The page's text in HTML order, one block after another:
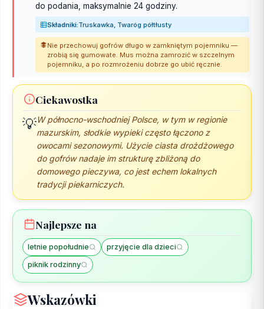
do podania, maksymalnie 24 godziny.
Składniki:Truskawka, Twaróg półtłusty
Nie przechowuj gofrów długo w zamkniętym pojemniku —
zrobią się gumowate. Mus można zamrozić w szczelnym
pojemniku, a po rozmrożeniu dobrze go ubić ręcznie.
Ciekawostka
💡W północno-wschodniej Polsce, w tym w regionie
mazurskim, słodkie wypieki często łączono z
owocami sezonowymi. Użycie ciasta drożdżowego
do gofrów nadaje im strukturę zbliżoną do
domowego pieczywa, co jest echem lokalnych
tradycji piekarniczych.
Najlepsze na
letnie popołudnie
przyjęcie dla dzieci
piknik rodzinny
Wskazówki